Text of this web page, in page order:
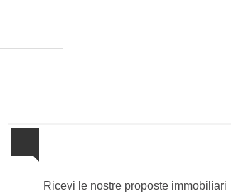
Ricevi le nostre proposte immobiliari